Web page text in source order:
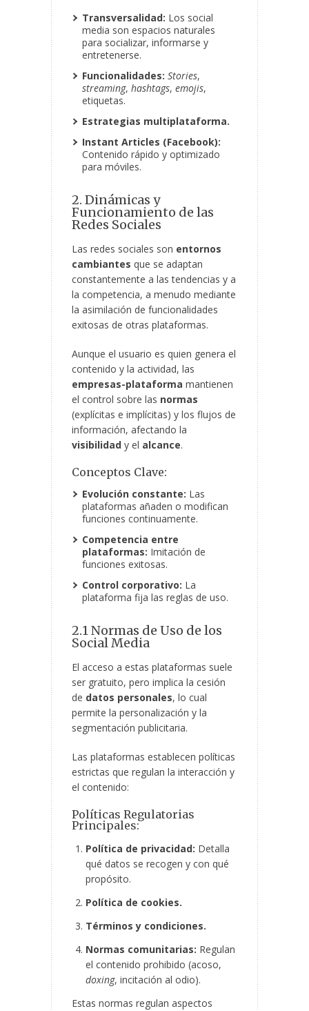
Transversalidad: Los social
media son espacios naturales
para socializar, informarse y
entretenerse.
Funcionalidades: Stories,
streaming, hashtags, emojis,
etiquetas.
Estrategias multiplataforma.
Instant Articles (Facebook):
Contenido rápido y optimizado
para móviles.
2. Dinámicas y
Funcionamiento de las
Redes Sociales
Las redes sociales son entornos
cambiantes que se adaptan
constantemente a las tendencias y a
la competencia, a menudo mediante
la asimilación de funcionalidades
exitosas de otras plataformas.
Aunque el usuario es quien genera el
contenido y la actividad, las
empresas-plataforma mantienen
el control sobre las normas
(explícitas e implícitas) y los flujos de
información, afectando la
visibilidad y el alcance.
Conceptos Clave:
Evolución constante: Las
plataformas añaden o modifican
funciones continuamente.
Competencia entre
plataformas: Imitación de
funciones exitosas.
Control corporativo: La
plataforma fija las reglas de uso.
2.1 Normas de Uso de los
Social Media
El acceso a estas plataformas suele
ser gratuito, pero implica la cesión
de datos personales, lo cual
permite la personalización y la
segmentación publicitaria.
Las plataformas establecen políticas
estrictas que regulan la interacción y
el contenido:
Políticas Regulatorias
Principales:
Política de privacidad: Detalla
qué datos se recogen y con qué
propósito.
Política de cookies.
Términos y condiciones.
Normas comunitarias: Regulan
el contenido prohibido (acoso,
doxing, incitación al odio).
Estas normas regulan aspectos